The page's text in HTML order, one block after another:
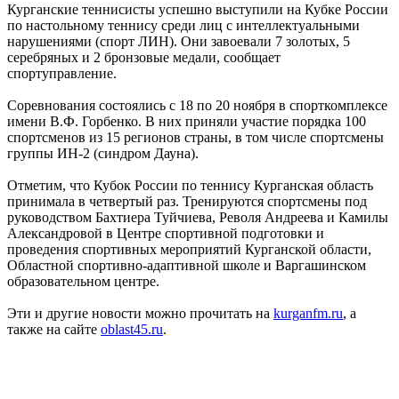
Курганские теннисисты успешно выступили на Кубке России
по настольному теннису среди лиц с интеллектуальными
нарушениями (спорт ЛИН). Они завоевали 7 золотых, 5
серебряных и 2 бронзовые медали, сообщает
спортуправление.
Соревнования состоялись с 18 по 20 ноября в спорткомплексе
имени В.Ф. Горбенко. В них приняли участие порядка 100
спортсменов из 15 регионов страны, в том числе спортсмены
группы ИН-2 (синдром Дауна).
Отметим, что Кубок России по теннису Курганская область
принимала в четвертый раз. Тренируются спортсмены под
руководством Бахтиера Туйчиева, Револя Андреева и Камилы
Александровой в Центре спортивной подготовки и
проведения спортивных мероприятий Курганской области,
Областной спортивно-адаптивной школе и Варгашинском
образовательном центре.
Эти и другие новости можно прочитать на kurganfm.ru, а
также на сайте oblast45.ru.